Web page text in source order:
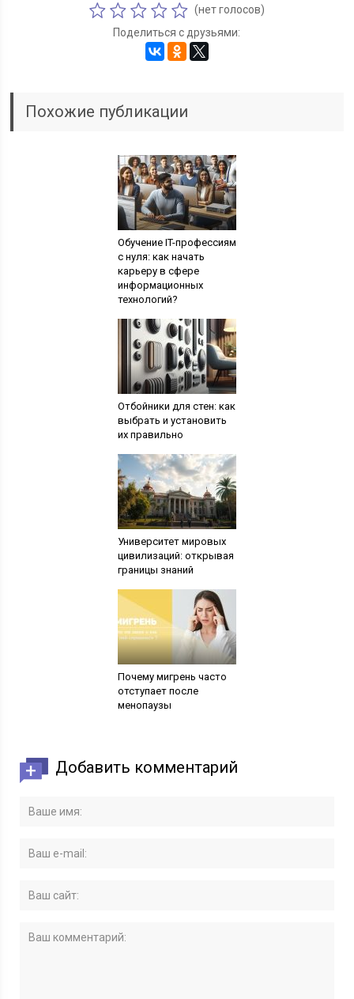
(нет голосов)
Поделиться с друзьями:
Похожие публикации
Обучение IT-профессиям
с нуля: как начать
карьеру в сфере
информационных
технологий?
Отбойники для стен: как
выбрать и установить
их правильно
Университет мировых
цивилизаций: открывая
границы знаний
Почему мигрень часто
отступает после
менопаузы
Добавить комментарий